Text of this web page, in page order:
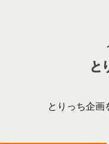
とりっち企画